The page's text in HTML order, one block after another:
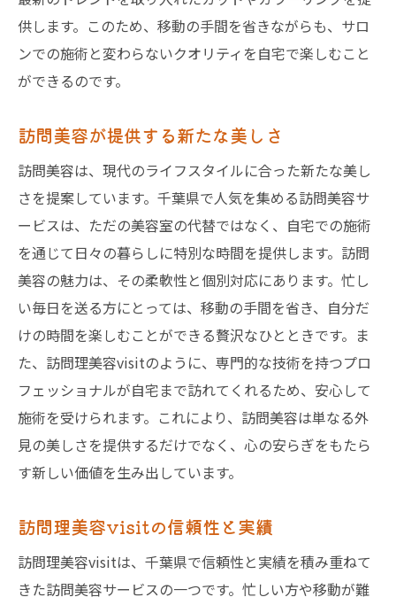
供します。このため、移動の手間を省きながらも、サロ
ンでの施術と変わらないクオリティを自宅で楽しむこと
ができるのです。
訪問美容が提供する新たな美しさ
訪問美容は、現代のライフスタイルに合った新たな美し
さを提案しています。千葉県で人気を集める訪問美容サ
ービスは、ただの美容室の代替ではなく、自宅での施術
を通じて日々の暮らしに特別な時間を提供します。訪問
美容の魅力は、その柔軟性と個別対応にあります。忙し
い毎日を送る方にとっては、移動の手間を省き、自分だ
けの時間を楽しむことができる贅沢なひとときです。ま
た、訪問理美容visitのように、専門的な技術を持つプロ
フェッショナルが自宅まで訪れてくれるため、安心して
施術を受けられます。これにより、訪問美容は単なる外
見の美しさを提供するだけでなく、心の安らぎをもたら
す新しい価値を生み出しています。
訪問理美容visitの信頼性と実績
訪問理美容visitは、千葉県で信頼性と実績を積み重ねて
きた訪問美容サービスの一つです。忙しい方や移動が難